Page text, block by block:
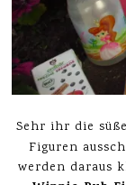
Sehr ihr die süße
Figuren
werden daraus